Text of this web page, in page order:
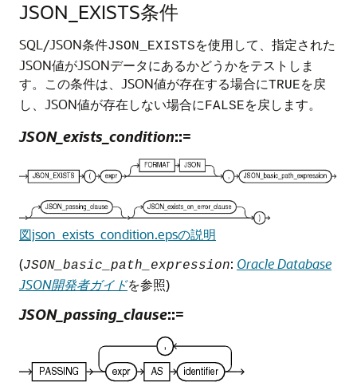
JSON_EXISTS条件
SQL/JSON条件JSON_EXISTSを使用して、指定された
JSON値がJSONデータにあるかどうかをテストしま
す。この条件は、JSON値が存在する場合にTRUEを戻
し、JSON値が存在しない場合にFALSEを戻します。
JSON_exists_condition::=
図json_exists_condition.epsの説明
(JSON_basic_path_expression: Oracle Database
JSON開発者ガイドを参照)
JSON_passing_clause::=